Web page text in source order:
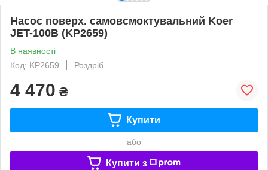
Насос поверх. самовсмоктувальний Koer
JET-100B (KP2659)
В наявності
Код: KP2659
Роздріб
4 470 ₴
Купити
або
Купити з